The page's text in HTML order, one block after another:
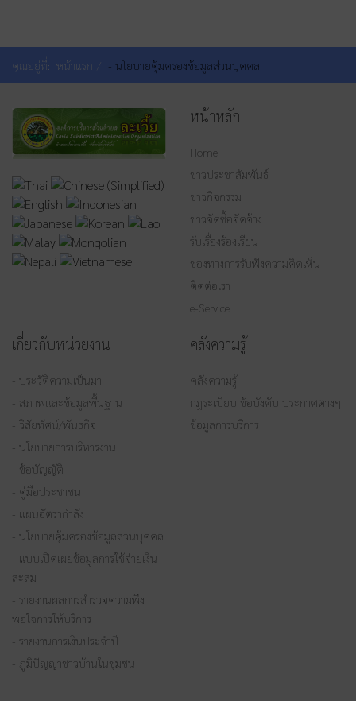
คุณอยู่ที่: หน้าแรก - นโยบายคุ้มครองข้อมูลส่วนบุคคล
หน้าหลัก
Home
ข่าวประชาสัมพันธ์
ข่าวกิจกรรม
ข่าวจัดซื้อจัดจ้าง
รับเรื่องร้องเรียน
ช่องทางการรับฟังความคิดเห็น
ติดต่อเรา
e-Service
เกี่ยวกับหน่วยงาน
- ประวัติความเป็นมา
- สภาพและข้อมูลพื้นฐาน
- วิสัยทัศน์/พันธกิจ
- นโยบายการบริหารงาน
- ข้อบัญญัติ
- คู่มือประชาชน
- แผนอัตรากำลัง
- นโยบายคุ้มครองข้อมูลส่วนบุคคล
- แบบเปิดเผยข้อมูลการใช้จ่ายเงิน
สะสม
- รายงานผลการสำรวจความพึง
พอใจการให้บริการ
- รายงานการเงินประจำปี
- ภูมิปัญญาชาวบ้านในชุมชน
คลังความรู้
คลังความรู้
กฎระเบียบ ข้อบังคับ ประกาศต่างๆ
ข้อมูลการบริการ